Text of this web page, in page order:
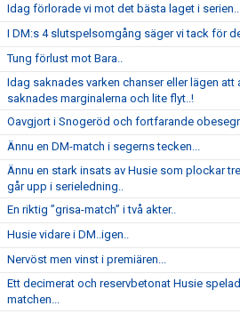
Idag förlorade vi mot det bästa laget i serien...
I DM:s 4 slutspelsomgång säger vi tack för
Tung förlust mot Bara..
Idag saknades varken chanser eller lägen att
saknades marginalerna och lite flyt..!
Oavgjort i Snogeröd och fortfarande
Ännu en DM-match i segerns tecken...
Ännu en stark insats av Husie som plockar
går upp i serieledning..
En riktig ”grisa-match” i två akter..
Husie vidare i DM..igen..
Nervöst men vinst i premiären...
Ett decimerat och reservbetonat Husie
matchen...